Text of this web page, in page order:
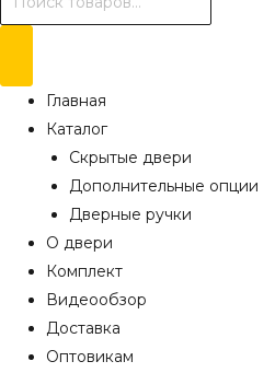
товаров
Главная
Каталог
Скрытые двери
Дополнительные опции
Дверные ручки
О двери
Комплект
Видеообзор
Доставка
Оптовикам